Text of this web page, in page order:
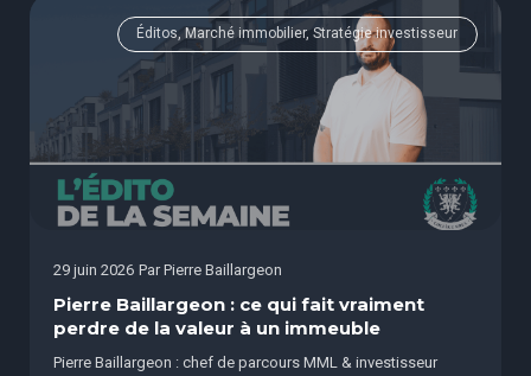
Éditos, Marché immobilier, Stratégie investisseur
29 juin 2026 Par Pierre Baillargeon
Pierre Baillargeon : ce qui fait vraiment
perdre de la valeur à un immeuble
Pierre Baillargeon : chef de parcours MML & investisseur